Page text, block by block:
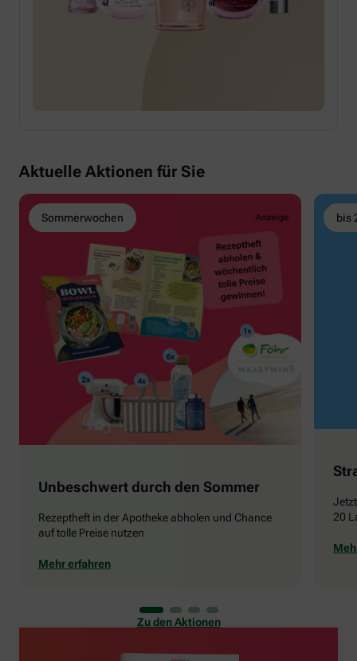
Aktuelle Aktionen für Sie
Sommerwochen
Unbeschwert durch den Sommer
Rezeptheft in der Apotheke abholen und Chance
auf tolle Preise nutzen
Mehr erfahren
bis
20
Zu den Aktionen